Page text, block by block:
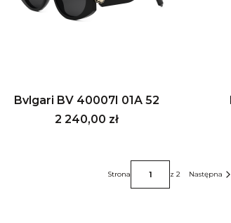
Bvlgari BV 40007I 01A 52
Cena
2 240,00 zł
Strona z 2 Następna